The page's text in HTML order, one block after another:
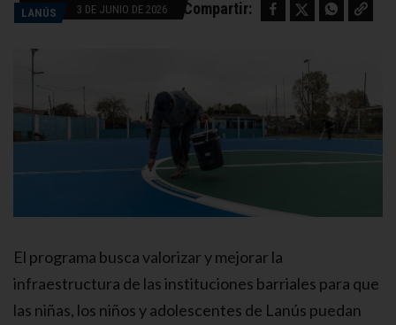
LANÚS 3 DE JUNIO DE 2026 Compartir: Facebook Twitter WhatsApp Copy link
El programa busca valorizar y mejorar la
infraestructura de las instituciones barriales para que
las niñas, los niños y adolescentes de Lanús puedan